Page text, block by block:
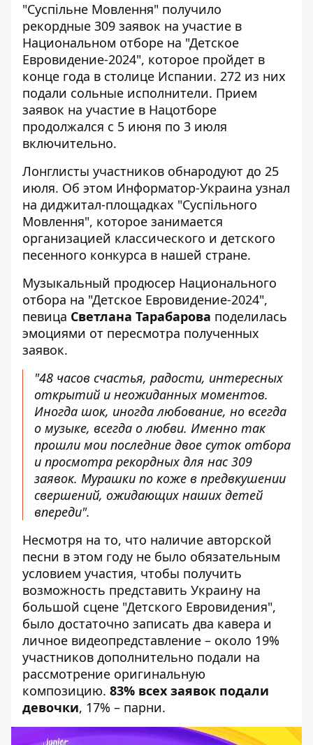
"Суспільне Мовлення" получило
рекордные 309 заявок на участие в
Национальном отборе на "Детское
Евровидение-2024", которое пройдет в
конце года в столице Испании. 272 из них
подали сольные исполнители. Прием
заявок на участие в Нацотборе
продолжался с 5 июня по 3 июля
включительно.
Лонглисты участников обнародуют до 25
июля. Об этом Информатор-Украина узнал
на диджитал-площадках "Суспільного
Мовлення", которое занимается
организацией классического и детского
песенного конкурса в нашей стране.
Музыкальный продюсер Национального
отбора на "Детское Евровидение-2024",
певица Светлана Тарабарова поделилась
эмоциями от пересмотра полученных
заявок.
"48 часов счастья, радости, интересных
открытий и неожиданных моментов.
Иногда шок, иногда любование, но всегда
о музыке, всегда о любви. Именно так
прошли мои последние двое суток отбора
и просмотра рекордных для нас 309
заявок. Мурашки по коже в предвкушении
свершений, ожидающих наших детей
впереди".
Несмотря на то, что наличие авторской
песни в этом году не было обязательным
условием участия, чтобы получить
возможность представить Украину на
большой сцене "Детского Евровидения",
было достаточно записать два кавера и
личное видеопредставление – около 19%
участников дополнительно подали на
рассмотрение оригинальную
композицию. 83% всех заявок подали
девочки, 17% – парни.